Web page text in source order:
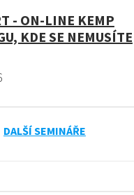
- ON-LINE KEMP
KDE SE NEMUSÍTE
DALŠÍ SEMINÁŘE